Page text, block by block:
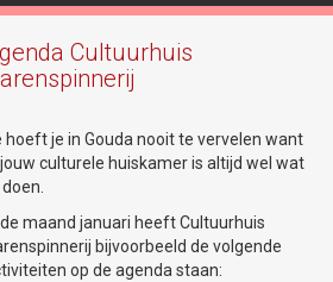
middeleeuws muzikanten Helma
leven in. Zij leggen de muzikale basis
historische instrumenten zoals de fluit,
gevecht met de oude taal
de brug naar het heden te slaan,
Rik Zutphen (bekend als de
de minneliederen naar
Cultuurhuis
hoeft je in Gouda nooit te vervelen want
culturele huiskamer is altijd wel wat
de maand januari heeft Cultuurhuis
bijvoorbeeld de volgende
op de agenda staan: